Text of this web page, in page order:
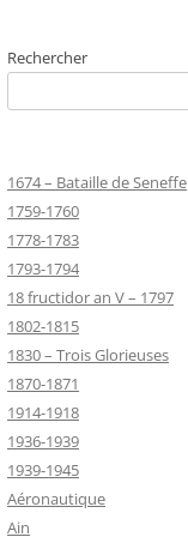
DE
MARIE
SUR-
DU CLION-
Rechercher
1674 – Bataille de Seneffe
1759-1760
1778-1783
1793-1794
18 fructidor an V – 1797
1802-1815
1830 – Trois Glorieuses
1870-1871
1914-1918
1936-1939
1939-1945
Aéronautique
Ain